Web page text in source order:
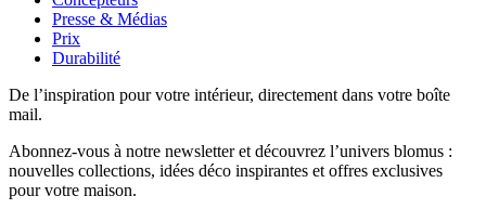
Presse & Médias
Prix
Durabilité
De l’inspiration pour votre intérieur, directement dans votre boîte
mail.
Abonnez-vous à notre newsletter et découvrez l’univers blomus :
nouvelles collections, idées déco inspirantes et offres exclusives
pour votre maison.